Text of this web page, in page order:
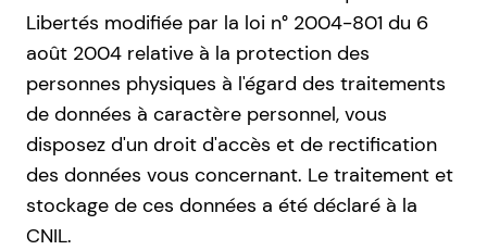
Libertés modifiée par la loi n° 2004-801 du 6
août 2004 relative à la protection des
personnes physiques à l'égard des traitements
de données à caractère personnel, vous
disposez d'un droit d'accès et de rectification
des données vous concernant. Le traitement et
stockage de ces données a été déclaré à la
CNIL.